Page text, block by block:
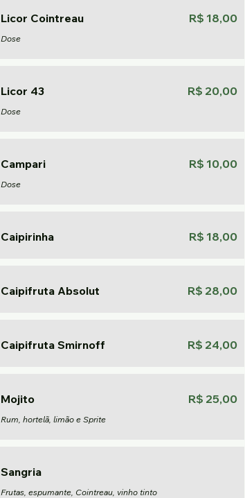
Licor Cointreau
Dose
R$ 18,00
Licor 43
Dose
R$ 20,00
Campari
Dose
R$ 10,00
Caipirinha R$ 18,00
Caipifruta Absolut R$ 28,00
Caipifruta Smirnoff R$ 24,00
Mojito
Rum, hortelã, limão e Sprite
R$ 25,00
Sangria
Frutas, espumante, Cointreau, vinho tinto